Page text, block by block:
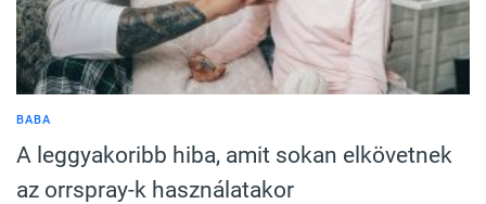
BABA
A leggyakoribb hiba, amit sokan elkövetnek
az orrspray-k használatakor